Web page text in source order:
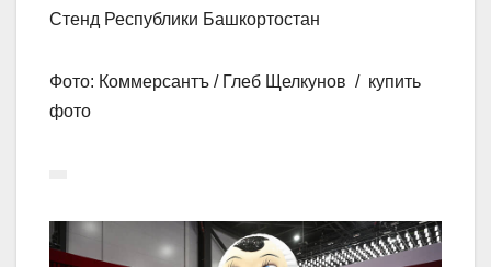
Стенд Республики Башкортостан
Фото: Коммерсантъ / Глеб Щелкунов / купить
фото